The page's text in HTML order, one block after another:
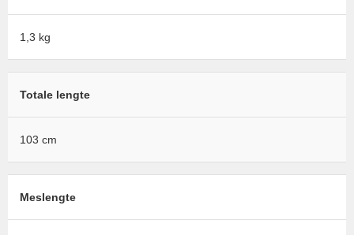
1,3 kg
Totale lengte
103 cm
Meslengte